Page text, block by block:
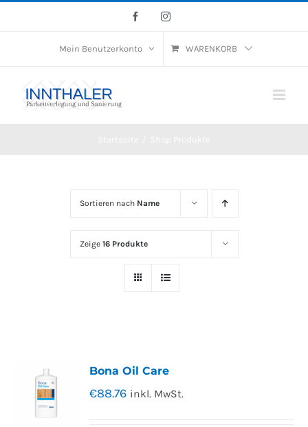
FacebookInstagram
Mein Benutzerkonto WARENKORB
Sortieren nach Name
Zeige 16 Produkte
Bona Oil Care
€88.76 inkl. MwSt.